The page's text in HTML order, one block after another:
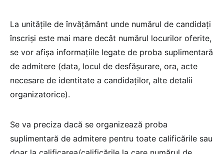
La unitățile de învățământ unde numărul de candidați
înscriși este mai mare decât numărul locurilor oferite,
se vor afișa informațiile legate de proba suplimentară
de admitere (data, locul de desfășurare, ora, acte
necesare de identitate a candidaților, alte detalii
organizatorice).
Se va preciza dacă se organizează proba
suplimentară de admitere pentru toate calificările sau